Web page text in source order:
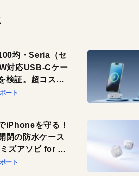
均・Seria（セ
対応USB-Cケー
検証。超コスパ
？
ート
iPhoneを守る！
閉の防水ケース
ミズアソビ for ス
レジャーを満喫
ート